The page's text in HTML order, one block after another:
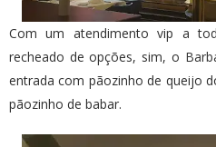
Com um atendimento vip a
recheado de opções, sim, o
entrada com pãozinho de queijo
pãozinho de babar.